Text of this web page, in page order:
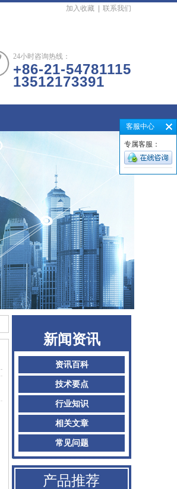
加入收藏 联系我们
24小时咨询热线：
+86-21-54781115
13512173391
新闻资讯
资讯百科
技术要点
行业知识
相关文章
常见问题
产品推荐
KTB2陶瓷体
AMADA阿玛达喷嘴
二氧化碳聚焦镜
客服中心
专属客服：